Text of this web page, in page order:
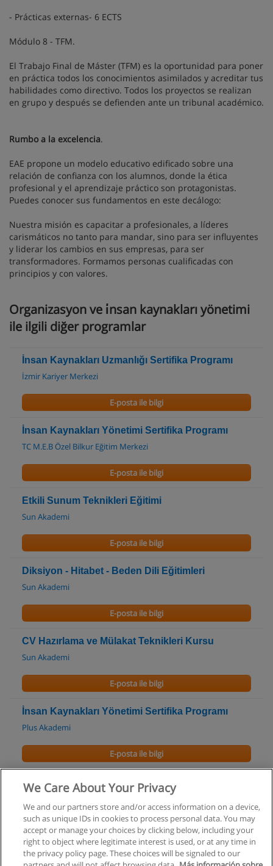
- Prácticas externas- 6 ECTS
Módulo 8 - TFM.
El Trabajo Final de Máster (TFM) es la oportunidad para poner
en práctica todos los conocimientos asimilados y acreditar tus
habilidades como directivo. Todos los proyectos se realizan
en grupo y después se defienden ante un tribunal académico.
Rumbo a la excelencia.
EAE propone un modelo educativo edificado sobre una
relación de confianza con los alumnos, donde la ética
profesional y el aprendizaje práctico son protagonistas.
Puedes conocer sus fundamentos en este decálogo:
Nuestra misión es capacitar a profesionales, a líderes
carismáticos no tanto para mandar, sino para ser influyentes
y liderar los cambios en sus empresas, para ser
transformadores. Formamos personas cualificadas con
principios y con valores.
Organizasyon ve i̇nsan kaynakları yönetimi
ile ilgili diğer programlar
İnsan Kaynakları Uzmanlığı Sertifika Programı
İzmir Kariyer Merkezi
E-posta ile bilgi
İnsan Kaynakları Yönetimi Sertifika Programı
TC M.E.B Özel Bilkur Eğitim Merkezi
E-posta ile bilgi
Etkili Sunum Teknikleri Eğitimi
Sun Akademi
E-posta ile bilgi
Diksiyon - Hitabet - Beden Dili Eğitimleri
Sun Akademi
E-posta ile bilgi
CV Hazırlama ve Mülakat Teknikleri Kursu
Sun Akademi
E-posta ile bilgi
İnsan Kaynakları Yönetimi Sertifika Programı
Plus Akademi
E-posta ile bilgi
Klasik Modelistlik Kursu
E-posta ile bilgi
We Care About Your Privacy
We and our partners store and/or access information on a device,
such as unique IDs in cookies to process personal data. You may
accept or manage your choices by clicking below, including your
right to object where legitimate interest is used, or at any time in
the privacy policy page. These choices will be signaled to our